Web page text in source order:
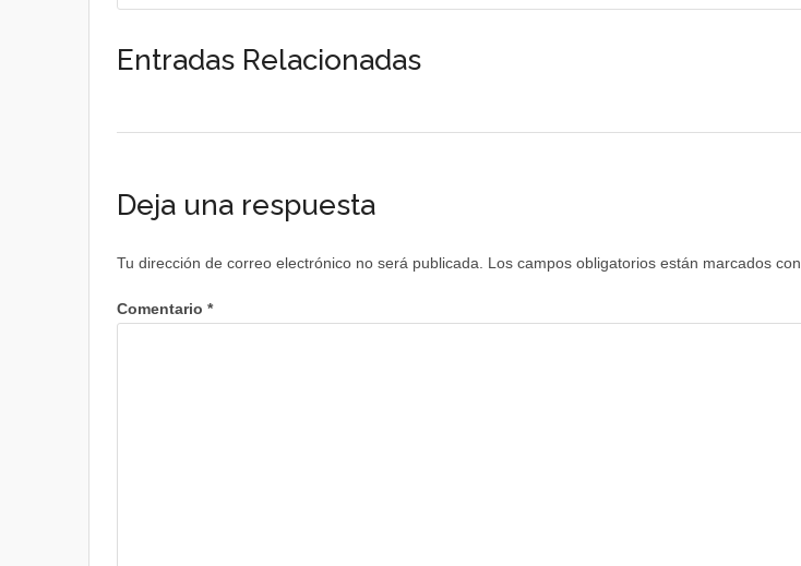
Entradas Relacionadas
Deja una respuesta
Tu dirección de correo electrónico no será publicada. Los campos obligatorios están marcados con
Comentario *